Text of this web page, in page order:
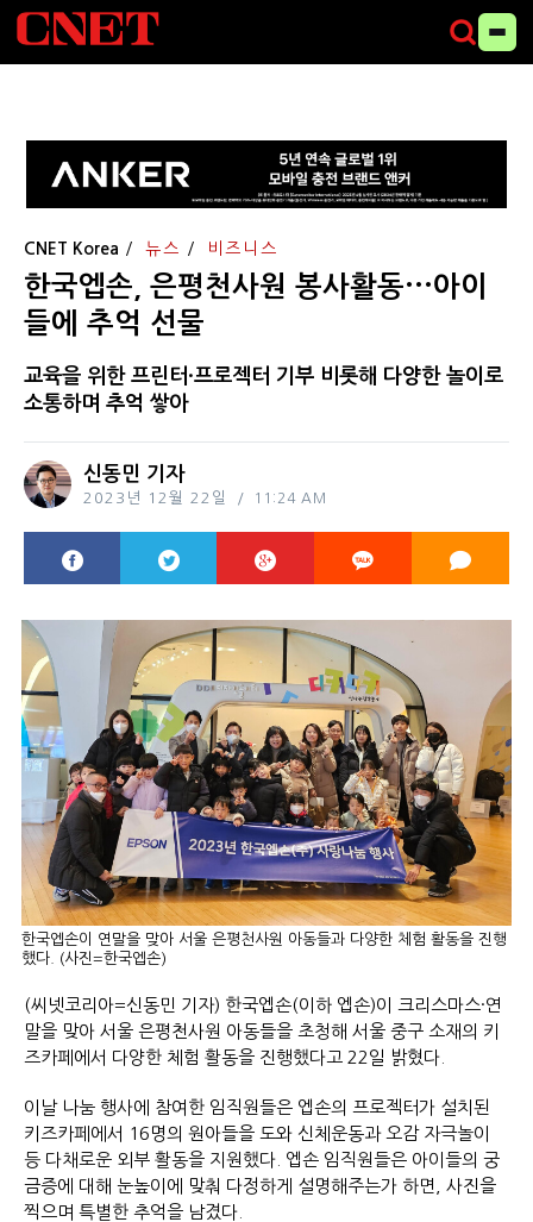
CNET Korea 뉴스 비즈니스
한국엡손, 은평천사원 봉사활동···아이
들에 추억 선물
교육을 위한 프린터·프로젝터 기부 비롯해 다양한 놀이로
소통하며 추억 쌓아
신동민 기자
2023년 12월 22일 11:24 AM
한국엡손이 연말을 맞아 서울 은평천사원 아동들과 다양한 체험 활동을 진행
했다. (사진=한국엡손)
(씨넷코리아=신동민 기자) 한국엡손(이하 엡손)이 크리스마스·연
말을 맞아 서울 은평천사원 아동들을 초청해 서울 중구 소재의 키
즈카페에서 다양한 체험 활동을 진행했다고 22일 밝혔다.
이날 나눔 행사에 참여한 임직원들은 엡손의 프로젝터가 설치된
키즈카페에서 16명의 원아들을 도와 신체운동과 오감 자극놀이
등 다채로운 외부 활동을 지원했다. 엡손 임직원들은 아이들의 궁
금증에 대해 눈높이에 맞춰 다정하게 설명해주는가 하면, 사진을
찍으며 특별한 추억을 남겼다.